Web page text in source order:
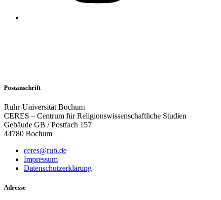
Postanschrift
Ruhr-Universität Bochum
CERES – Centrum für Religionswissenschaftliche Studien
Gebäude GB / Postfach 157
44780 Bochum
ceres@rub.de
Impressum
Datenschutzerklärung
Adresse